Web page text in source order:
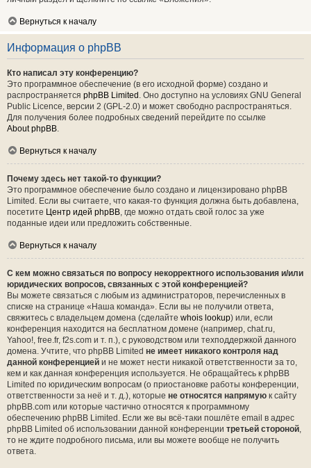
Вернуться к началу
Информация о phpBB
Кто написал эту конференцию?
Это программное обеспечение (в его исходной форме) создано и
распространяется phpBB Limited . Оно доступно на условиях GNU General
Public Licence, версии 2 (GPL-2.0) и может свободно распространяться.
Для получения более подробных сведений перейдите по ссылке
About phpBB.
Вернуться к началу
Почему здесь нет такой-то функции?
Это программное обеспечение было создано и лицензировано phpBB
Limited. Если вы считаете, что какая-то функция должна быть добавлена,
посетите Центр идей phpBB, где можно отдать свой голос за уже
поданные идеи или предложить собственные.
Вернуться к началу
С кем можно связаться по вопросу некорректного использования и/или
юридических вопросов, связанных с этой конференцией?
Вы можете связаться с любым из администраторов, перечисленных в
списке на странице «Наша команда». Если вы не получили ответа,
свяжитесь с владельцем домена (сделайте whois lookup) или, если
конференция находится на бесплатном домене (например, chat.ru,
Yahoo!, free.fr, f2s.com и т. п.), с руководством или техподдержкой данного
домена. Учтите, что phpBB Limited не имеет никакого контроля над
данной конференцией и не может нести никакой ответственности за то,
кем и как данная конференция используется. Не обращайтесь к phpBB
Limited по юридическим вопросам (о приостановке работы конференции,
ответственности за неё и т. д.), которые не относятся напрямую к сайту
phpBB.com или которые частично относятся к программному
обеспечению phpBB Limited. Если же вы всё-таки пошлёте email в адрес
phpBB Limited об использовании данной конференции третьей стороной,
то не ждите подробного письма, или вы можете вообще не получить
ответа.